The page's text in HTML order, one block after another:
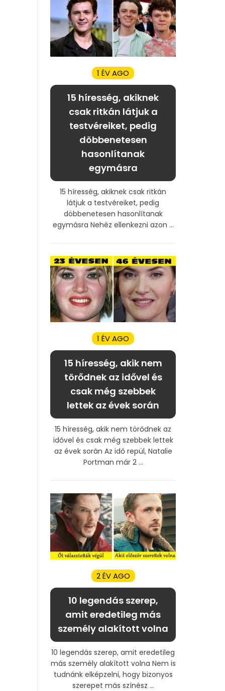
1 ÉV AGO
15 híresség, akiknek
csak ritkán látjuk a
testvéreiket, pedig
döbbenetesen
hasonlítanak
egymásra
15 híresség, akiknek csak ritkán
látjuk a testvéreiket, pedig
döbbenetesen hasonlítanak
egymásra Nehéz ellenkezni azon ...
1 ÉV AGO
15 híresség, akik nem
törődnek az idővel és
csak még szebbek
lettek az évek során
15 híresség, akik nem törődnek az
idővel és csak még szebbek lettek
az évek során Az idő repül, Natalie
Portman már 2 ...
2 ÉV AGO
10 legendás szerep,
amit eredetileg más
személy alakított volna
10 legendás szerep, amit eredetileg
más személy alakított volna Nem is
tudnánk elképzelni, hogy bizonyos
szerepet más színész ...